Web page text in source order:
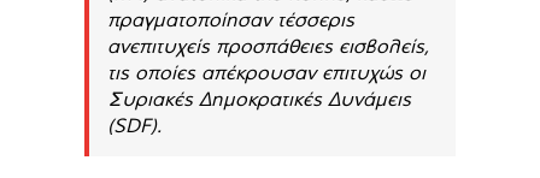
πραγματοποίησαν τέσσερις
ανεπιτυχείς προσπάθειες εισβολείς,
τις οποίες απέκρουσαν επιτυχώς οι
Συριακές Δημοκρατικές Δυνάμεις
(SDF).